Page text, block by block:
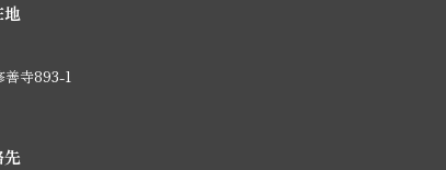
地
善寺893-1